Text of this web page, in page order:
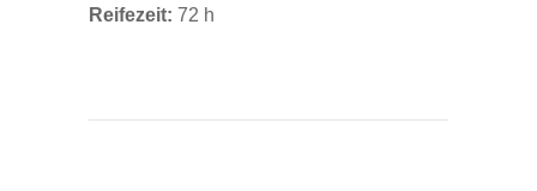
Reifezeit: 72 h